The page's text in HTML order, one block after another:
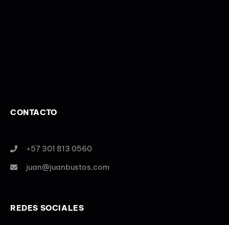
CONTACTO
+57 301 813 0560
juan@juanbustos.com
REDES SOCIALES